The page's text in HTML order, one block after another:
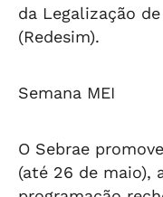
da Legalização
(Redesim).
Semana MEI
O Sebrae
(até 26 de maio),